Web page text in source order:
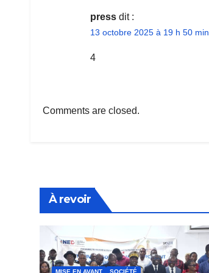
press dit :
13 octobre 2025 à 19 h 50 min
4
Comments are closed.
À revoir
MISE EN AVANT SOCIÉTÉ